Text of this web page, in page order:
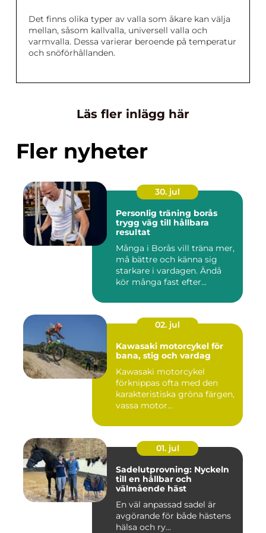
Det finns olika typer av valla som åkare kan välja
mellan, såsom kallvalla, universell valla och
varmvalla. Dessa varierar beroende på temperatur
och snöförhållanden.
Läs fler inlägg här
Fler nyheter
30. jul
Personlig träning borås
trygg väg till hållbara
resultat
Många i Borås vill träna mer,
må bättre och känna sig
starkare i vardagen. Ändå
kör många fast efter...
02. jul
Kawasaki motorcykel för
bana, stig och vardag
Kawasaki motorcykel
förknippas ofta med den
karakteristiska gröna färgen,
vassa motor...
01. jul
Sadelutprovning: Nyckeln
till en hållbar och
välmående häst
En väl anpassad sadel är
avgörande för både hästens
hälsa och ry...